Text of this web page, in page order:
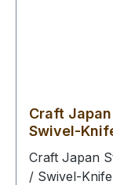
Craft
Swivel-
Craft Japan
/ Swivel-